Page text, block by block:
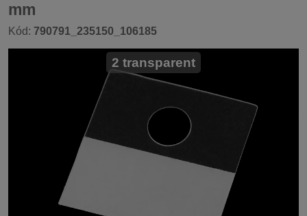
mm
Kód: 790791_235150_106185
2 transparent